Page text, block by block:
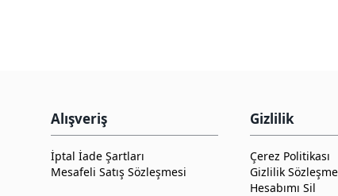
Alışveriş
İptal İade Şartları
Mesafeli Satış Sözleşmesi
Gizlilik
Çerez Politikası
Gizlilik
Hesabımı Sil